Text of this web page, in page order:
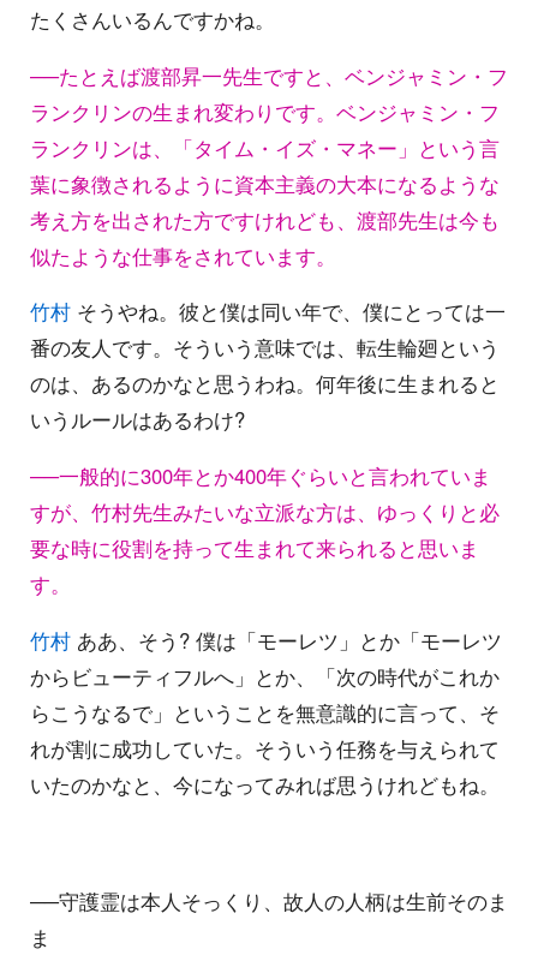
たくさんいるんですかね。
──たとえば渡部昇一先生ですと、ベンジャミン・フ
ランクリンの生まれ変わりです。ベンジャミン・フ
ランクリンは、「タイム・イズ・マネー」という言
葉に象徴されるように資本主義の大本になるような
考え方を出された方ですけれども、渡部先生は今も
似たような仕事をされています。
竹村 そうやね。彼と僕は同い年で、僕にとっては一
番の友人です。そういう意味では、転生輪廻という
のは、あるのかなと思うわね。何年後に生まれると
いうルールはあるわけ?
──一般的に300年とか400年ぐらいと言われていま
すが、竹村先生みたいな立派な方は、ゆっくりと必
要な時に役割を持って生まれて来られると思いま
す。
竹村 ああ、そう? 僕は「モーレツ」とか「モーレツ
からビューティフルへ」とか、「次の時代がこれか
らこうなるで」ということを無意識的に言って、そ
れが割に成功していた。そういう任務を与えられて
いたのかなと、今になってみれば思うけれどもね。
──守護霊は本人そっくり、故人の人柄は生前そのま
ま